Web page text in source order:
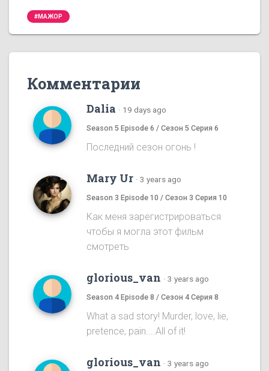
#МАЖОР
Комментарии
Dalia · 19 days ago
Season 5 Episode 6 / Сезон 5 Серия 6
Последний сезон огонь !
Mary Ur · 3 years ago
Season 3 Episode 10 / Сезон 3 Серия 10
Как меня зарегистрироваться
чтобы я могла этот фильм
смотреть
glorious_van · 3 years ago
Season 4 Episode 8 / Сезон 4 Серия 8
What a sad story! Murder, love, lie,
pretence, pain....All of it!
glorious_van · 3 years ago